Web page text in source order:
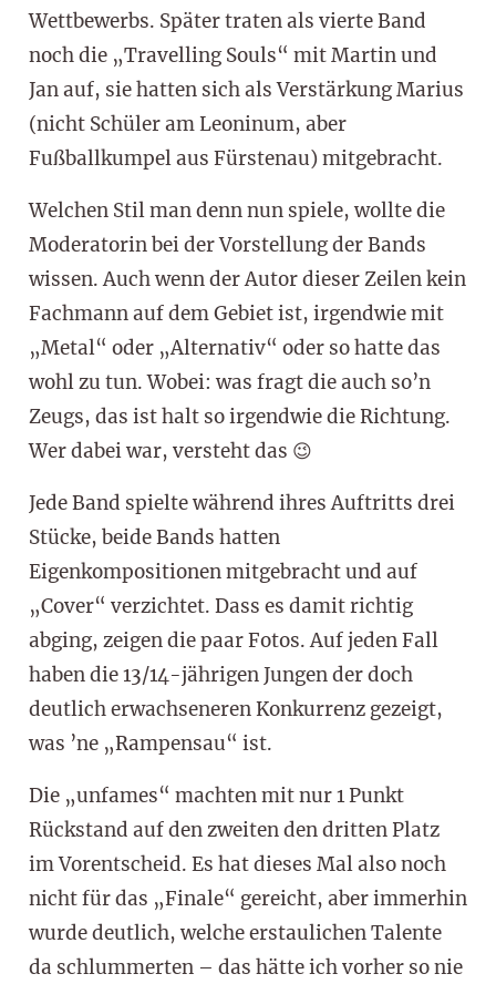
Wettbewerbs. Später traten als vierte Band
noch die „Travelling Souls“ mit Martin und
Jan auf, sie hatten sich als Verstärkung Marius
(nicht Schüler am Leoninum, aber
Fußballkumpel aus Fürstenau) mitgebracht.
Welchen Stil man denn nun spiele, wollte die
Moderatorin bei der Vorstellung der Bands
wissen. Auch wenn der Autor dieser Zeilen kein
Fachmann auf dem Gebiet ist, irgendwie mit
„Metal“ oder „Alternativ“ oder so hatte das
wohl zu tun. Wobei: was fragt die auch so’n
Zeugs, das ist halt so irgendwie die Richtung.
Wer dabei war, versteht das 😉
Jede Band spielte während ihres Auftritts drei
Stücke, beide Bands hatten
Eigenkompositionen mitgebracht und auf
„Cover“ verzichtet. Dass es damit richtig
abging, zeigen die paar Fotos. Auf jeden Fall
haben die 13/14-jährigen Jungen der doch
deutlich erwachseneren Konkurrenz gezeigt,
was ’ne „Rampensau“ ist.
Die „unfames“ machten mit nur 1 Punkt
Rückstand auf den zweiten den dritten Platz
im Vorentscheid. Es hat dieses Mal also noch
nicht für das „Finale“ gereicht, aber immerhin
wurde deutlich, welche erstaulichen Talente
da schlummerten – das hätte ich vorher so nie